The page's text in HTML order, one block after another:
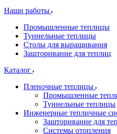
Наши работы
Промышленные теплицы
Туннельные теплицы
Столы для выращивания
Зашторивание для теплиц
Каталог
Пленочные теплицы
Промышленные
Туннельные теплицы
Инженерные тепличные
Зашторивание для
Системы отопления